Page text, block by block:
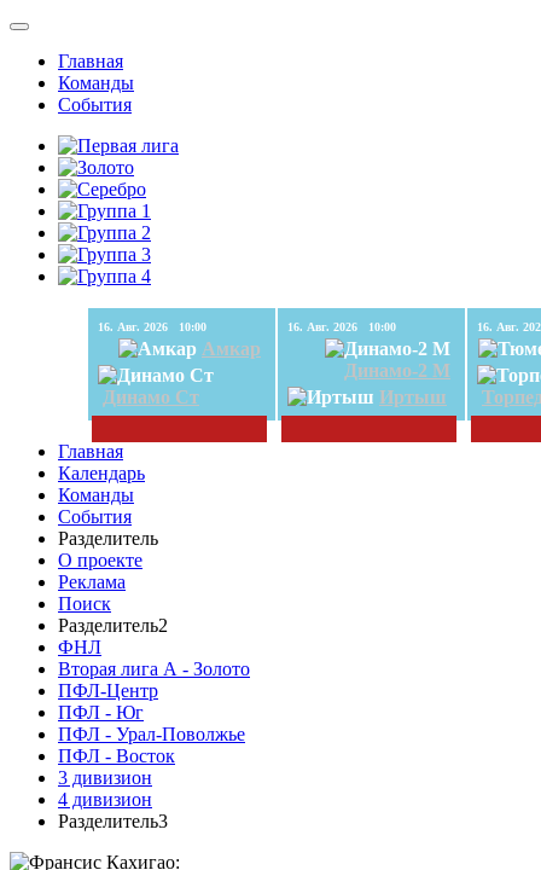
Главная
Команды
События
16. Авг. 2026 10:00
Амкар
Динамо Ст
16. Авг. 2026 10:00
Динамо-2 М
Иртыш
Главная
Календарь
Команды
События
Разделитель
О проекте
Реклама
Поиск
Разделитель2
ФНЛ
Вторая лига А - Золото
ПФЛ-Центр
ПФЛ - Юг
ПФЛ - Урал-Поволжье
ПФЛ - Восток
3 дивизион
4 дивизион
Разделитель3